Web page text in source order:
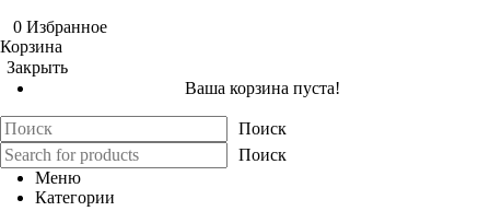
0 Избранное
Корзина
Закрыть
Ваша корзина пуста!
Поиск
Поиск
Меню
Категории